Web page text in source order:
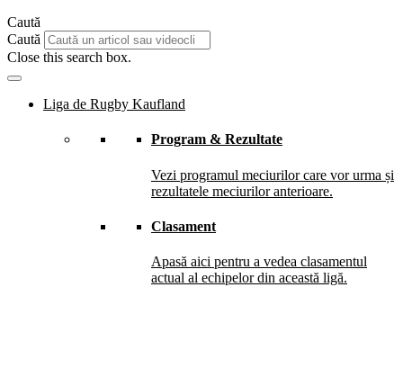
Caută
Caută
Close this search box.
Liga de Rugby Kaufland
Program & Rezultate
Vezi programul meciurilor care vor urma și
rezultatele meciurilor anterioare.
Clasament
Apasă aici pentru a vedea clasamentul
actual al echipelor din această ligă.